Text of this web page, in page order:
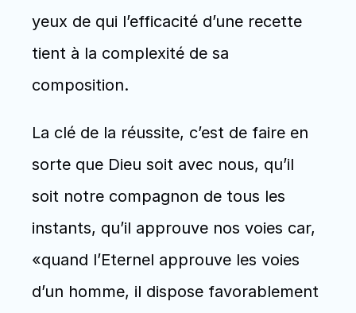
yeux de qui l’efficacité d’une recette
tient à la complexité de sa
composition.
La clé de la réussite, c’est de faire en
sorte que Dieu soit avec nous, qu’il
soit notre compagnon de tous les
instants, qu’il approuve nos voies car,
«quand l’Eternel approuve les voies
d’un homme, il dispose favorablement